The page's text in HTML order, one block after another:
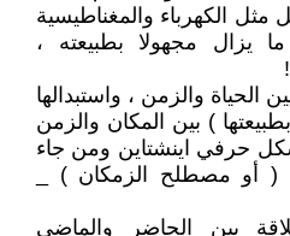
الكهرباء والمغناطيسية
يزال مجهولا بطبيعته ،
الحياة والزمن ، واستبدالها
) بين المكان والزمن
حرفي اينشتاين ومن جاء
( أو مصطلح الزمكان ) _
بين الحاضر والماضي